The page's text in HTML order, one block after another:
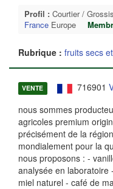
Profil : Courtier /
France Europe
Rubrique : fruits secs
VENTE 716901
nous sommes
agricoles premium
précisément de la
mondialement pour la
nous proposons : -
analysée en laboratoire
miel naturel - café de